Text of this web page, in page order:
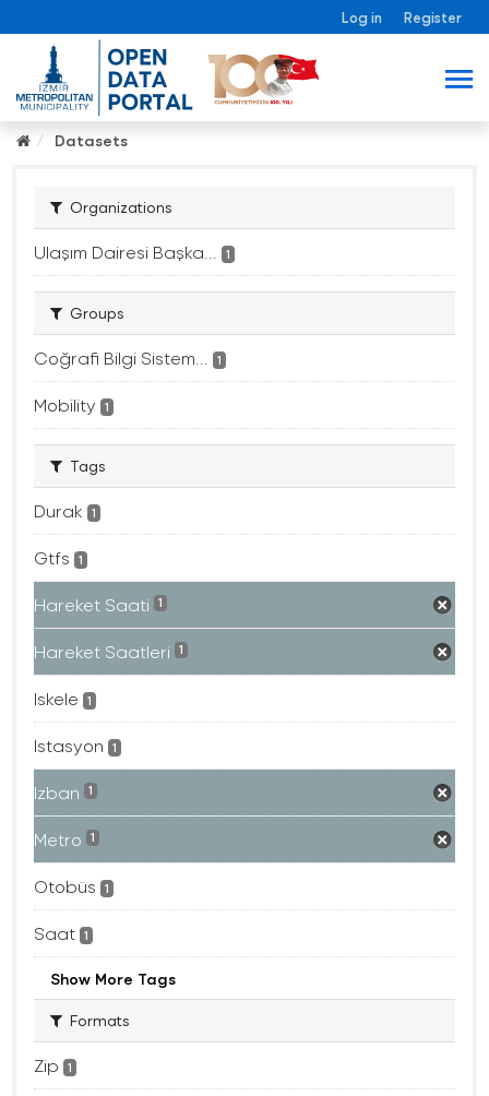
Log in Register
Datasets
Organizations
Ulaşım Dairesi Başka... 1
Groups
Coğrafi Bilgi Sistem... 1
Mobility 1
Tags
Durak 1
Gtfs 1
Hareket Saati 1
Hareket Saatleri 1
Iskele 1
Istasyon 1
Izban 1
Metro 1
Otobüs 1
Saat 1
Show More Tags
Formats
Zip 1